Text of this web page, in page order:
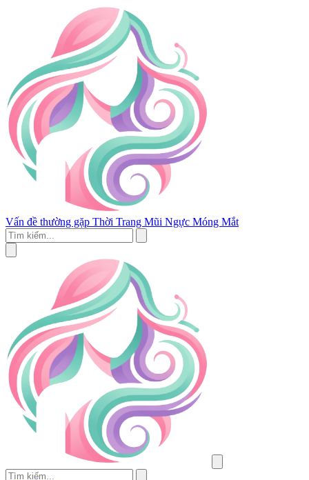
Vấn đề thường gặp Thời Trang Mũi Ngực Móng Mắt